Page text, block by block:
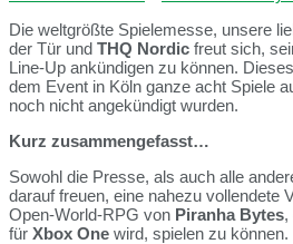
Die weltgrößte Spielemesse, unsere
der Tür und THQ Nordic freut sich,
Line-Up ankündigen zu können.
dem Event in Köln ganze acht Spiele
noch nicht angekündigt wurden.
Kurz zusammengefasst…
Sowohl die Presse, als auch alle
darauf freuen, eine nahezu vollendete
Open-World-RPG von Piranha Bytes,
für Xbox One wird, spielen zu können.